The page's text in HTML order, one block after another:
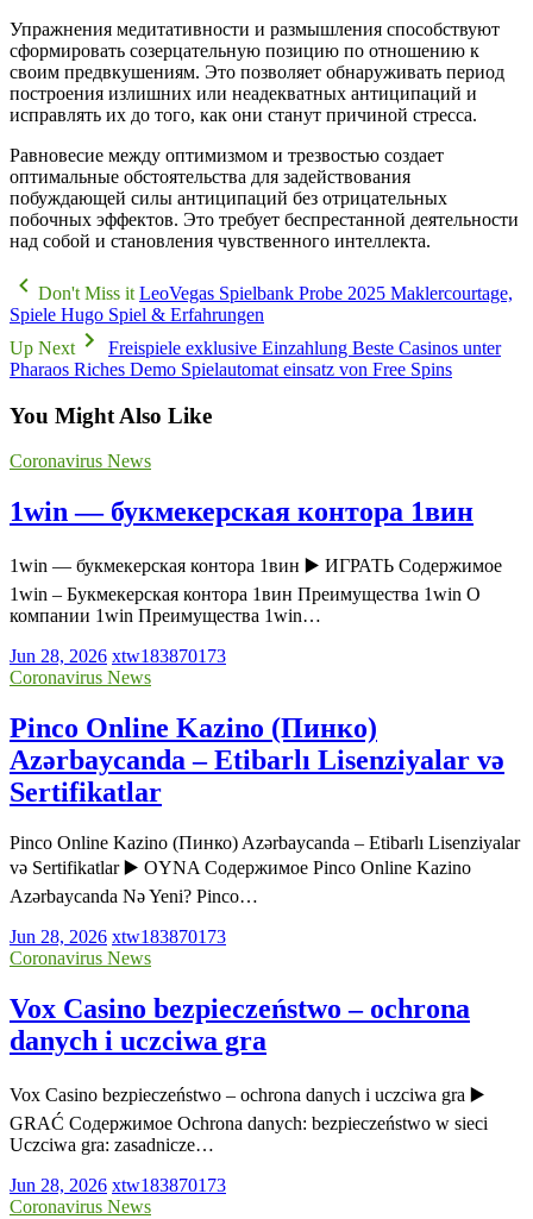
Упражнения медитативности и размышления способствуют
сформировать созерцательную позицию по отношению к
своим предвкушениям. Это позволяет обнаруживать период
построения излишних или неадекватных антиципаций и
исправлять их до того, как они станут причиной стресса.
Равновесие между оптимизмом и трезвостью создает
оптимальные обстоятельства для задействования
побуждающей силы антиципаций без отрицательных
побочных эффектов. Это требует беспрестанной деятельности
над собой и становления чувственного интеллекта.
Don't Miss it LeoVegas Spielbank Probe 2025 Maklercourtage,
Spiele Hugo Spiel & Erfahrungen
Up Next
Freispiele exklusive Einzahlung Beste Casinos unter
Pharaos Riches Demo Spielautomat einsatz von Free Spins
You Might Also Like
Coronavirus News
1win — букмекерская контора 1вин
1win — букмекерская контора 1вин ▶️ ИГРАТЬ Содержимое
1win – Букмекерская контора 1вин Преимущества 1win О
компании 1win Преимущества 1win…
Jun 28, 2026 xtw183870173
Coronavirus News
Pinco Online Kazino (Пинко)
Azərbaycanda – Etibarlı Lisenziyalar və
Sertifikatlar
Pinco Online Kazino (Пинко) Azərbaycanda – Etibarlı Lisenziyalar
və Sertifikatlar ▶️ OYNA Содержимое Pinco Online Kazino
Azərbaycanda Nə Yeni? Pinco…
Jun 28, 2026 xtw183870173
Coronavirus News
Vox Casino bezpieczeństwo – ochrona
danych i uczciwa gra
Vox Casino bezpieczeństwo – ochrona danych i uczciwa gra ▶️
GRAĆ Содержимое Ochrona danych: bezpieczeństwo w sieci
Uczciwa gra: zasadnicze…
Jun 28, 2026 xtw183870173
Coronavirus News